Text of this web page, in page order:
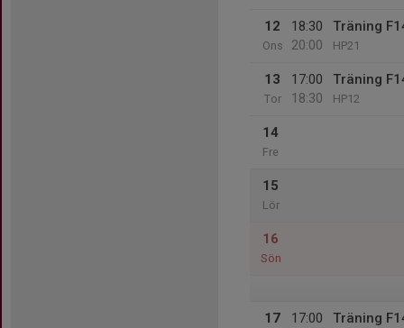
12
Ons
18:30
20:00
Träning
HP21
13
Tor
17:00
18:30
Träning
HP12
14
Fre
15
Lör
16
Sön
17
17:00
Träning